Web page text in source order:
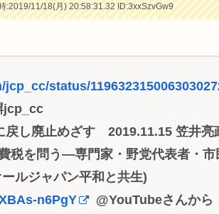
:2019/11/18(月) 20:58:31.32ID:3xxSzvGw9
status/
jcp_cc
戻し廃止めざす 2019.11.15 笠井亮
を問う―専門家・野党代表者・市
ルジャパン平和と共生)
n6PgY
@YouTubeさんから